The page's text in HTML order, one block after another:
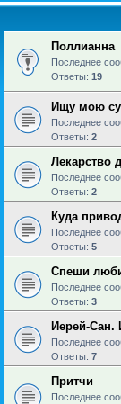
Поллианна
Последнее
Ответы: 19
Ищу мою
Последнее
Ответы: 2
Лекарство
Последнее
Ответы: 2
Куда
Последнее
Ответы: 5
Спеши
Последнее
Ответы: 3
Иерей-Сан.
Последнее
Ответы: 7
Притчи
Последнее